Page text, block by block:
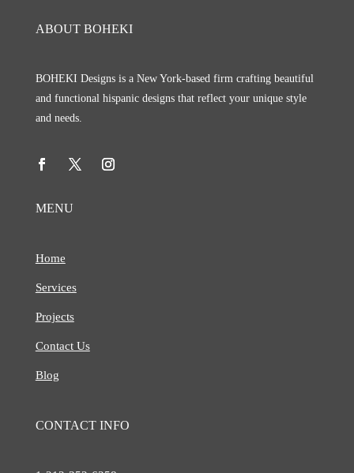
ABOUT BOHEKI
BOHEKI Designs is a New York-based firm crafting beautiful
and functional hispanic designs that reflect your unique style
and needs.
MENU
Home
Services
Projects
Contact Us
Blog
CONTACT INFO